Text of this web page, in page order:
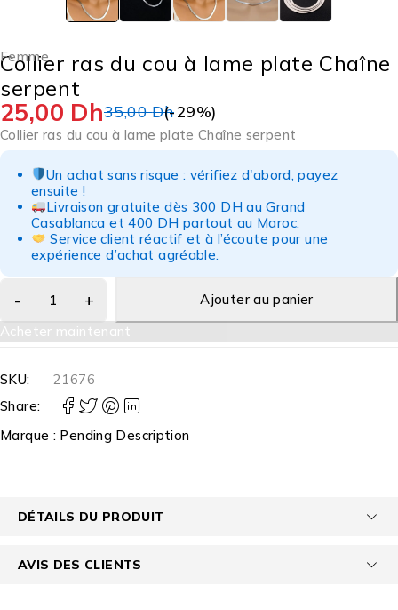
Femme
Collier ras du cou à lame plate Chaîne
serpent
35,00Dh
25,00 Dh (-29%)
Collier ras du cou à lame plate Chaîne serpent
Un achat sans risque : vérifiez d'abord, payez
ensuite !
Livraison gratuite dès 300 DH au Grand
Casablanca et 400 DH partout au Maroc.
Service client réactif et à l’écoute pour une
expérience d’achat agréable.
Ajouter au panier
Acheter maintenant
SKU:
21676
Share:
Marque : Pending Description
DÉTAILS DU PRODUIT
AVIS DES CLIENTS